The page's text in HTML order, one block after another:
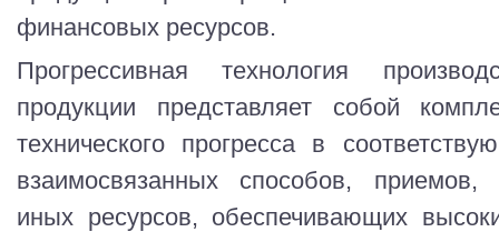
финансовых ресурсов.
Прогрессивная технология
продукции представляет собой
технического прогресса в
взаимосвязанных способов, приемов,
иных ресурсов, обеспечивающих